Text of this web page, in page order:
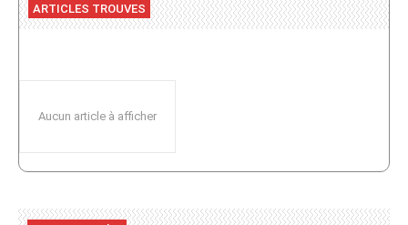
ARTICLES TROUVES
Aucun article à afficher